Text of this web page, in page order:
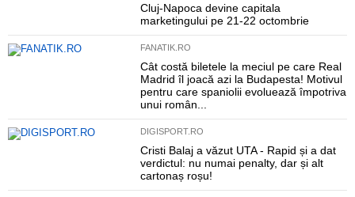
Cluj-Napoca devine capitala
marketingului pe 21-22 octombrie
FANATIK.RO
Cât costă biletele la meciul pe care Real
Madrid îl joacă azi la Budapesta! Motivul
pentru care spaniolii evoluează împotriva
unui român...
DIGISPORT.RO
Cristi Balaj a văzut UTA - Rapid și a dat
verdictul: nu numai penalty, dar și alt
cartonaș roșu!